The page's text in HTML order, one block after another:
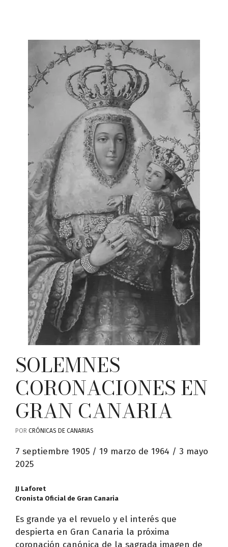
SOLEMNES
CORONACIONES EN
GRAN CANARIA
POR CRÓNICAS DE CANARIAS
7 septiembre 1905 / 19 marzo de 1964 / 3 mayo
2025
JJ Laforet
Cronista Oficial de Gran Canaria
Es grande ya el revuelo y el interés que
despierta en Gran Canaria la próxima